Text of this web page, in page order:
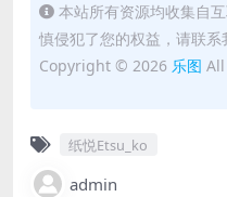
本站所有资源均收集自
慎侵犯了您的权益，请联系
Copyright © 2026 乐图
纸悦Etsu_ko
admin